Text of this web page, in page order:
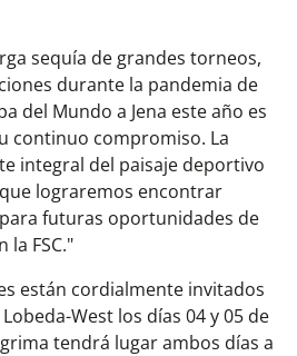
sequía de grandes torneos,
durante la pandemia de
del Mundo a Jena este año es
continuo compromiso. La
integral del paisaje deportivo
lograremos encontrar
futuras oportunidades de
FSC."
están cordialmente invitados
West los días 04 y 05 de
tendrá lugar ambos días a